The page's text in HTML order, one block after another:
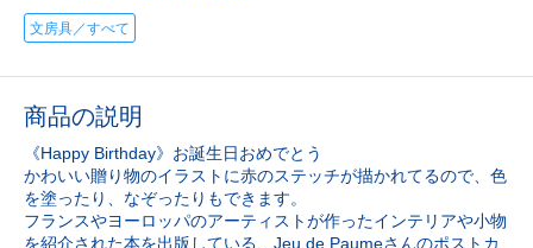
文房具／すべて
商品の説明
《Happy Birthday》お誕生日おめでとう
かわいい贈り物のイラストに赤のステッチが描かれてるので、色
を塗ったり、なぞったりもできます。
フランスやヨーロッパのアーティストが作ったインテリアや小物
を紹介された本を出版している、Jeu de Paumeさんのポストカ